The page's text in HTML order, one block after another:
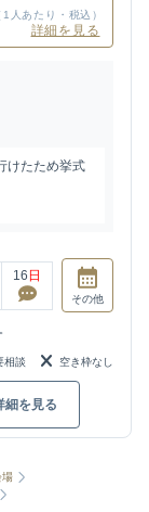
1人あたり・税込）
詳細を見る
けたため挙式
16 日
その他
相談 空き枠なし
細を見る
場